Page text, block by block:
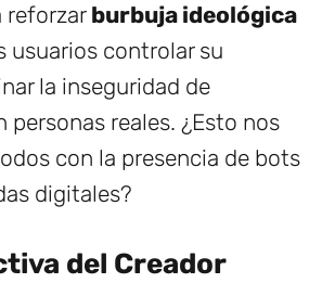
reforzar burbuja ideológica
usuarios controlar su
la inseguridad de
personas reales. ¿Esto nos
con la presencia de bots
digitales?
del Creador